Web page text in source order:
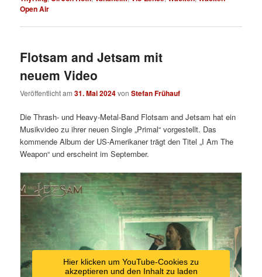
Open Air
Flotsam and Jetsam mit
neuem Video
Veröffentlicht am31. Mai 2024vonStefan Frühauf
Die Thrash- und Heavy-Metal-Band Flotsam and Jetsam hat ein
Musikvideo zu ihrer neuen Single „Primal“ vorgestellt. Das
kommende Album der US-Amerikaner trägt den Titel „I Am The
Weapon“ und erscheint im September.
Hier klicken um YouTube-Cookies zu
akzeptieren und den Inhalt zu laden